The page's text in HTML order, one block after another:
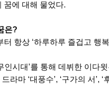
꿈에 대해 물었다.
은?
터 항상 ‘하루하루 즐겁고 행
인시대 ’를 통해 데뷔한 이다
드라마 ‘대풍수’, ‘구가의 서 ’, ‘